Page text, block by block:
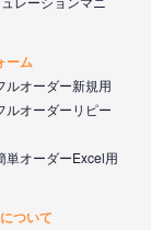
ーム
ルオーダー新規用
ルオーダーリピー
単オーダーExcel用
ついて